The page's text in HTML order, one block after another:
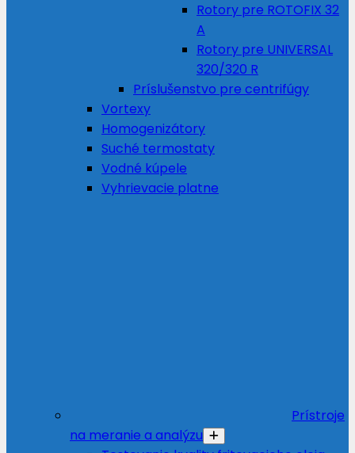
Rotory pre ROTOFIX 32
A
Rotory pre UNIVERSAL
320/320 R
Príslušenstvo pre centrifúgy
Vortexy
Homogenizátory
Suché termostaty
Vodné kúpele
Vyhrievacie platne
Prístroje
na meranie a analýzu